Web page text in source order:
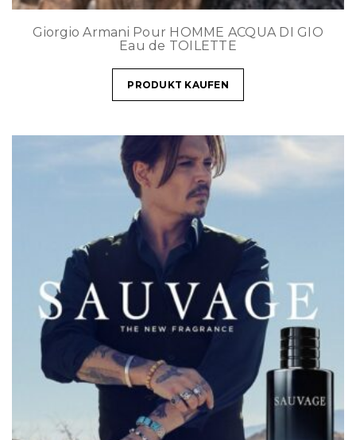
Giorgio Armani Pour HOMME ACQUA DI GIO
Eau de TOILETTE
PRODUKT KAUFEN